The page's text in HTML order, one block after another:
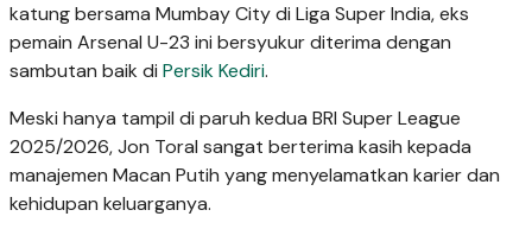
katung bersama Mumbay City di Liga Super India, eks
pemain Arsenal U-23 ini bersyukur diterima dengan
sambutan baik di Persik Kediri.
Meski hanya tampil di paruh kedua BRI Super League
2025/2026, Jon Toral sangat berterima kasih kepada
manajemen Macan Putih yang menyelamatkan karier dan
kehidupan keluarganya.